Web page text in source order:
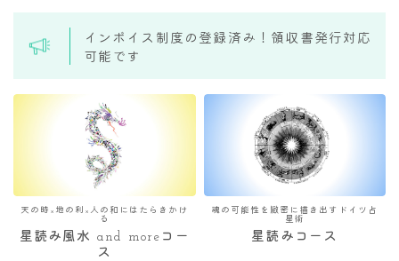
インボイス制度の登録済み！領収書発行対応
可能です
天の時×地の利×人の和にはたらきかけ
る
星読み風水 and moreコー
ス
魂の可能性を緻密に描き出すドイツ占
星術
星読みコース